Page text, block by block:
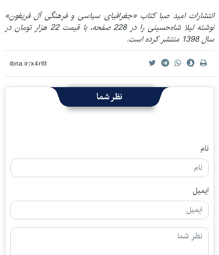
انتشارات امید صبا کتاب«جغرافیای سیاسی و فرهنگی آل فریغون»
نوشته لیلا شاه‌حسینی را در 228 صفحه، با قیمت 22 هزار تومان در
سال 1398 منتشر کرده است.
نظر شما
نام
ایمیل